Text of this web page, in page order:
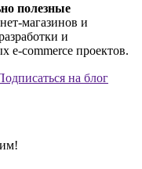
полезные
магазинов и
и
e-commerce проектов.
на блог